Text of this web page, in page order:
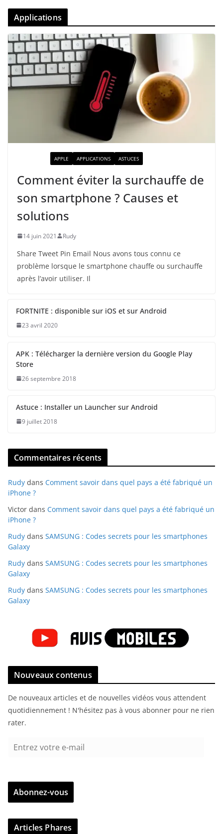
Applications
APPLE APPLICATIONS ASTUCES
Comment éviter la surchauffe de
son smartphone ? Causes et
solutions
14 juin 2021 Rudy
Share Tweet Pin Email Nous avons tous connu ce
problème lorsque le smartphone chauffe ou surchauffe
après l’avoir utiliser. Il
FORTNITE : disponible sur iOS et sur Android
23 avril 2020
APK : Télécharger la dernière version du Google Play
Store
26 septembre 2018
Astuce : Installer un Launcher sur Android
9 juillet 2018
Commentaires récents
Rudy dans Comment savoir dans quel pays a été fabriqué un
iPhone ?
Victor dans Comment savoir dans quel pays a été fabriqué un
iPhone ?
Rudy dans SAMSUNG : Codes secrets pour les smartphones
Galaxy
Rudy dans SAMSUNG : Codes secrets pour les smartphones
Galaxy
Rudy dans SAMSUNG : Codes secrets pour les smartphones
Galaxy
Nouveaux contenus
De nouveaux articles et de nouvelles vidéos vous attendent
quotidiennement ! N'hésitez pas à vous abonner pour ne rien
rater.
r
z
v
Abonnez-vous
Articles Phares